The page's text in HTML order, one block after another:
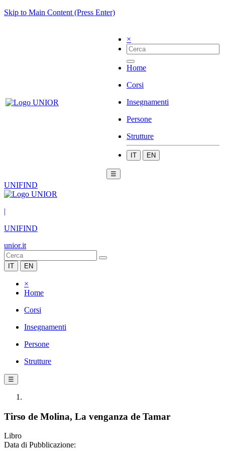
Skip to Main Content (Press Enter)
×
Home
Corsi
Insegnamenti
Persone
Strutture
IT EN
☰
UNIFIND
|
UNIFIND
unior.it
IT EN
×
Home
Corsi
Insegnamenti
Persone
Strutture
☰
Tirso de Molina, La venganza de Tamar
Libro
Data di Pubblicazione: